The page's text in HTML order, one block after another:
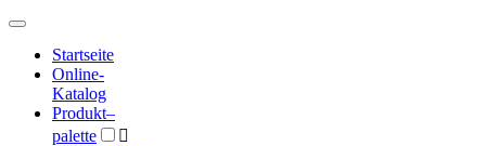
Hauptmenü
Hauptmenü
Startseite
Online-
Katalog
Produkt–
palette
